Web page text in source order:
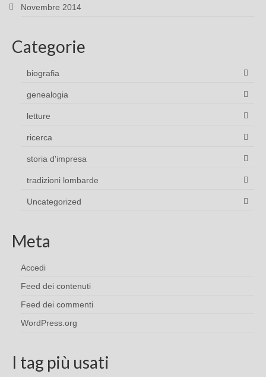
Novembre 2014
Categorie
biografia
genealogia
letture
ricerca
storia d'impresa
tradizioni lombarde
Uncategorized
Meta
Accedi
Feed dei contenuti
Feed dei commenti
WordPress.org
I tag più usati